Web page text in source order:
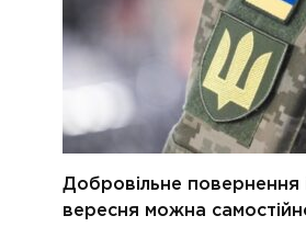
Добровільне повернення
вересня можна